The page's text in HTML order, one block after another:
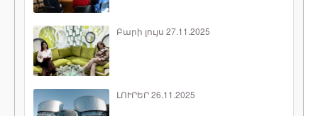
Բարի լույս 27.11.2025
ԼՈՒՐԵՐ 26.11.2025